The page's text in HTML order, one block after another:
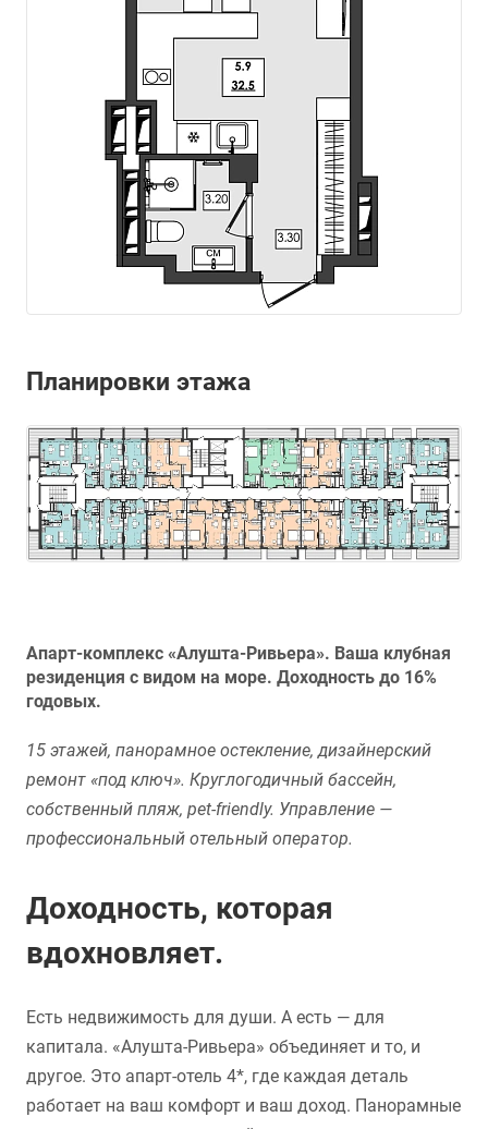
Планировки этажа
Апарт-комплекс «Алушта-Ривьера». Ваша клубная
резиденция с видом на море. Доходность до 16%
годовых.
15 этажей, панорамное остекление, дизайнерский
ремонт «под ключ». Круглогодичный бассейн,
собственный пляж, pet-friendly. Управление —
профессиональный отельный оператор.
Доходность, которая
вдохновляет.
Есть недвижимость для души. А есть — для
капитала. «Алушта-Ривьера» объединяет и то, и
другое. Это апарт-отель 4*, где каждая деталь
работает на ваш комфорт и ваш доход. Панорамные